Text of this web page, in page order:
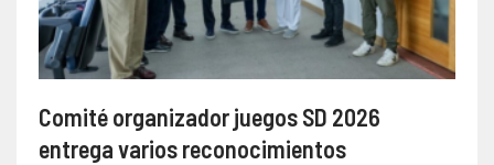
Comité organizador juegos SD 2026
entrega varios reconocimientos